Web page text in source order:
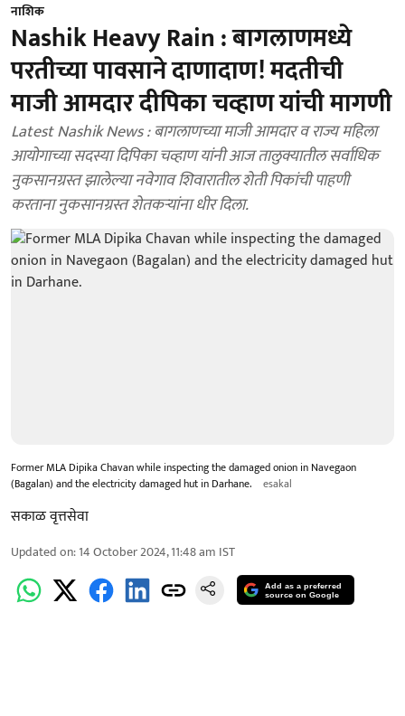
नाशिक
Nashik Heavy Rain : बागलाणमध्ये
परतीच्या पावसाने दाणादाण! मदतीची
माजी आमदार दीपिका चव्हाण यांची मागणी
Latest Nashik News : बागलाणच्या माजी आमदार व राज्य महिला
आयोगाच्या सदस्या दिपिका चव्हाण यांनी आज तालुक्यातील सर्वाधिक
नुकसानग्रस्त झालेल्या नवेगाव शिवारातील शेती पिकांची पाहणी
करताना नुकसानग्रस्त शेतकऱ्यांना धीर दिला.
Former MLA Dipika Chavan while inspecting the damaged onion in Navegaon
(Bagalan) and the electricity damaged hut in Darhane.
esakal
सकाळ वृत्तसेवा
Updated on:14 October 2024, 11:48 am IST
Add as a preferred
source on Google